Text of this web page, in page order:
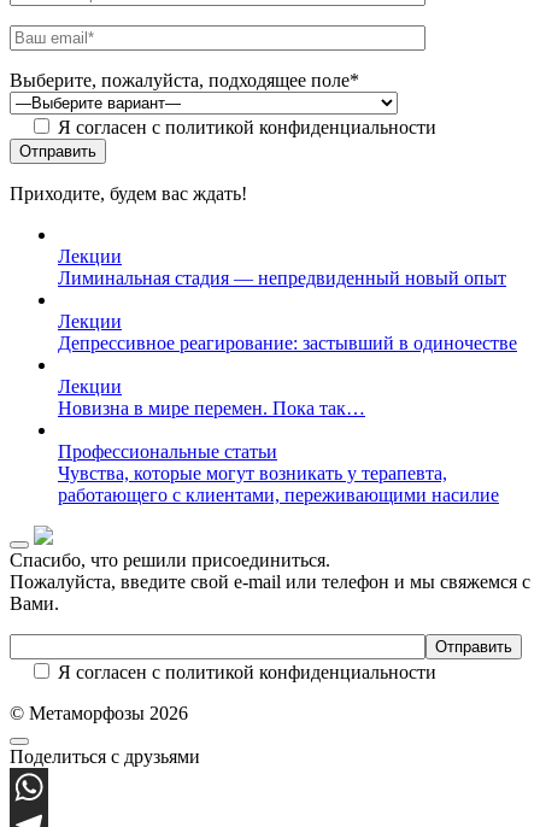
Выберите, пожалуйста, подходящее поле*
Я согласен с политикой конфиденциальности
Приходите, будем вас ждать!
Лекции
Лиминальная стадия — непредвиденный новый опыт
Лекции
Депрессивное реагирование: застывший в одиночестве
Лекции
Новизна в мире перемен. Пока так…
Профессиональные статьи
Чувства, которые могут возникать у терапевта,
работающего с клиентами, переживающими насилие
Спасибо, что решили присоединиться.
Пожалуйста, введите свой e-mail или телефон и мы свяжемся с
Вами.
Я согласен с политикой конфиденциальности
© Метаморфозы 2026
Поделиться с друзьями